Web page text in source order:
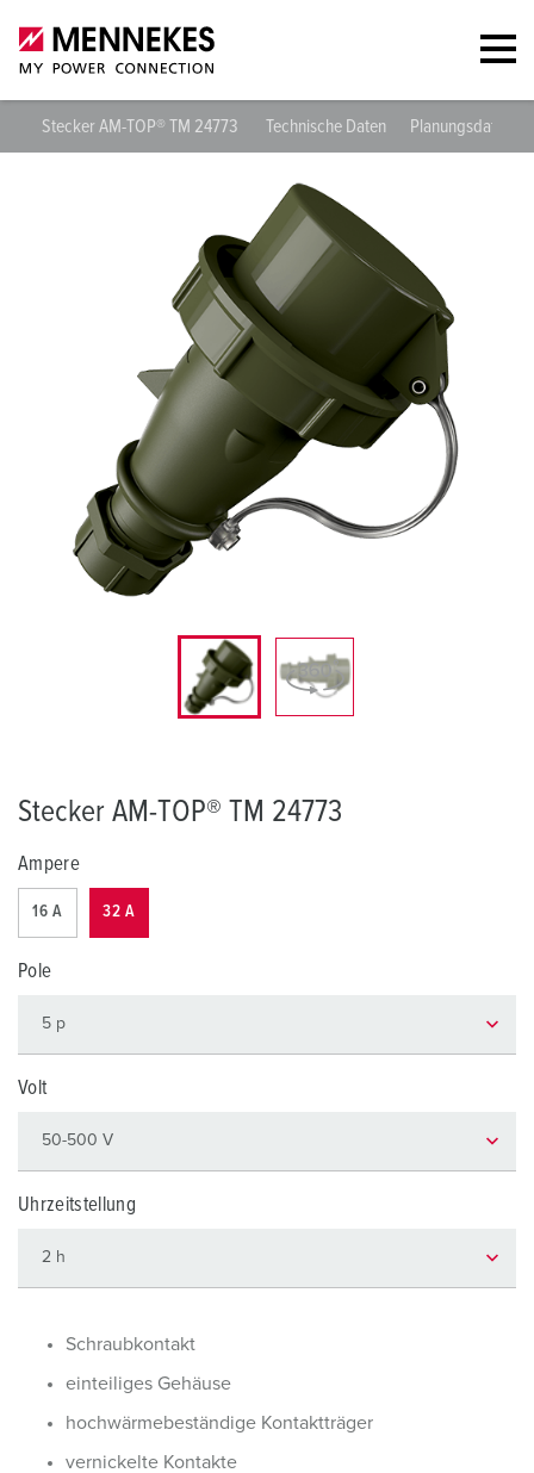
Stecker AM-TOP® TM 24773 Technische Daten Planungsdaten &
Stecker AM-TOP® TM 24773
Ampere
16 A 32 A
Pole
Volt
Uhrzeitstellung
Schraubkontakt
einteiliges Gehäuse
hochwärmebeständige Kontaktträger
vernickelte Kontakte